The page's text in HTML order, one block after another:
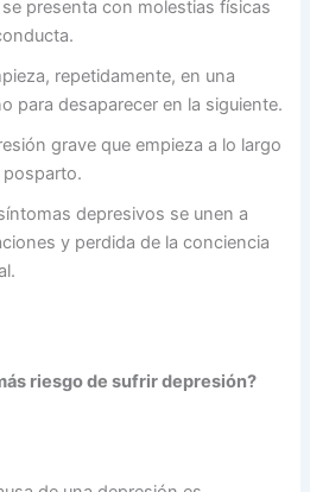
se presenta con molestias físicas
repetidamente, en una
para desaparecer en la siguiente.
grave que empieza a lo largo
posparto.
depresivos se unen a
y perdida de la conciencia
riesgo de sufrir depresión?